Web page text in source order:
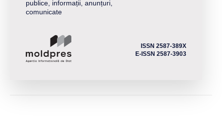
publice, informații, anunțuri,
comunicate
ISSN 2587-389X
E-ISSN 2587-3903